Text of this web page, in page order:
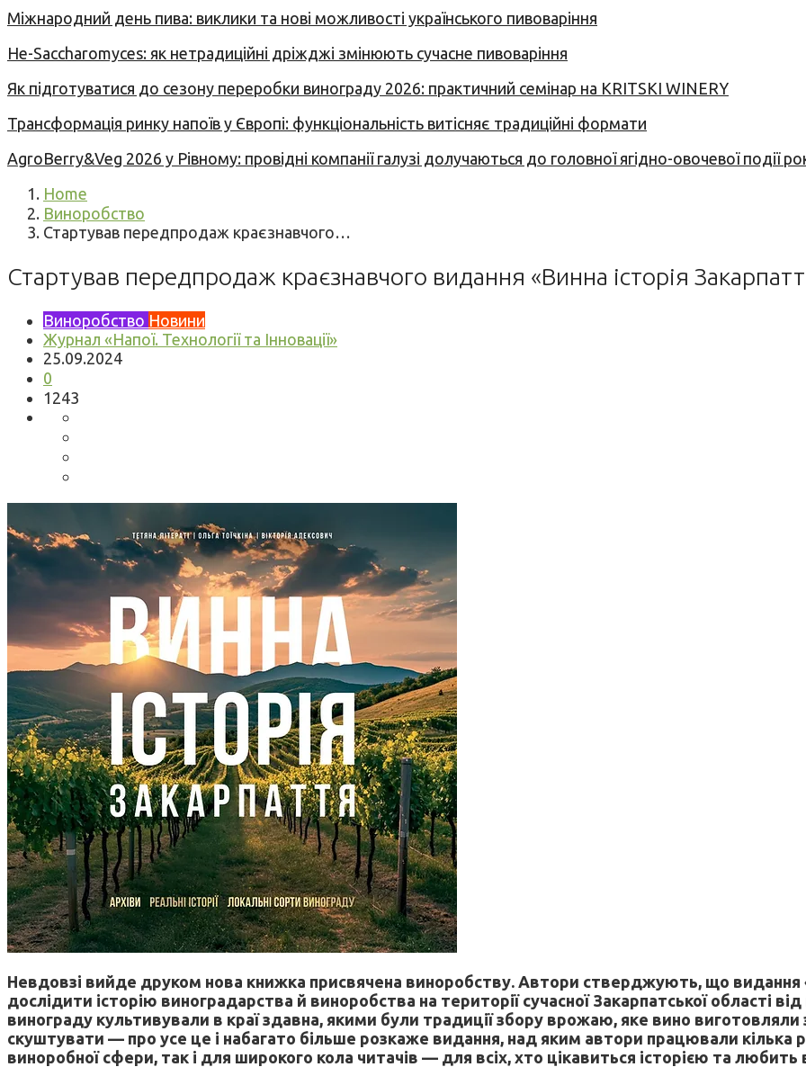
Міжнародний день пива: виклики та нові можливості українського пивоваріння
Не-Saccharomyces: як нетрадиційні дріжджі змінюють сучасне пивоваріння
Як підготуватися до сезону переробки винограду 2026: практичний семінар на KRITSKI WINERY
Трансформація ринку напоїв у Європі: функціональність витісняє традиційні формати
AgroBerry&Veg 2026 у Рівному: провідні компанії галузі долучаються до головної ягідно-овочевої події
Home
Виноробство
Стартував передпродаж краєзнавчого…
Стартував передпродаж краєзнавчого видання «Винна історія
Виноробство Новини
Журнал «Напої. Технології та Інновації»
25.09.2024
0
1243
Невдовзі вийде друком нова книжка присвячена виноробству. Автори стверджують, що видання
дослідити історію виноградарства й виноробства на території сучасної Закарпатської області
винограду культивували в краї здавна, якими були традиції збору врожаю, яке вино
скуштувати — про усе це і набагато більше розкаже видання, над яким автори працювали кілька
виноробної сфери, так і для широкого кола читачів — для всіх, хто цікавиться історією та любить